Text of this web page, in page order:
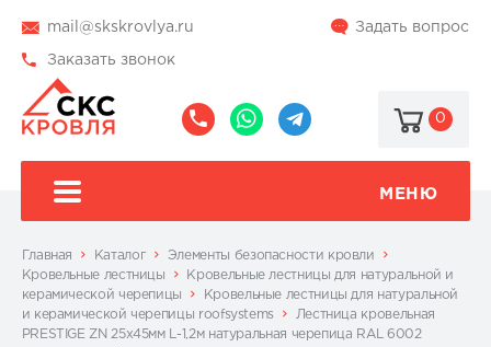
mail@skskrovlya.ru Задать вопрос
Заказать звонок
0
МЕНЮ
Главная Каталог
Элементы безопасности кровли
Кровельные лестницы
Кровельные лестницы для натуральной и
керамической черепицы
Кровельные лестницы для натуральной
и керамической черепицы roofsystems
Лестница кровельная
PRESTIGE ZN 25x45мм L-1,2м натуральная черепица RAL 6002